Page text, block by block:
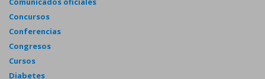
Concursos
Conferencias
Congresos
Cursos
Diabetes